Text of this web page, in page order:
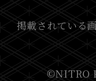
掲載されている
©NITRO